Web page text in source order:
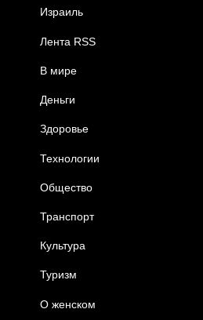
Израиль
Лента RSS
В мире
Деньги
Здоровье
Технологии
Общество
Транспорт
Культура
Туризм
О женском